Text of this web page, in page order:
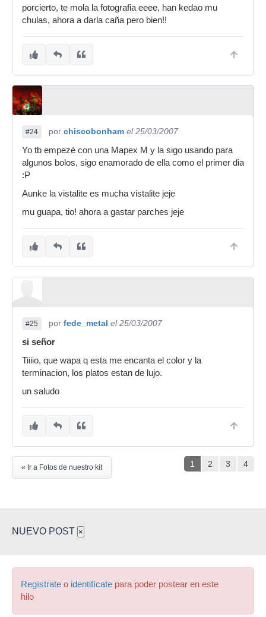
porcierto, te mola la fotografia eeee, han kedao mu
chulas, ahora a darla caña pero bien!!
#24 por chiscobonham el 25/03/2007
Yo tb empezé con una Mapex M y la sigo usando para
algunos bolos, sigo enamorado de ella como el primer dia
:P
Aunke la vistalite es mucha vistalite jeje
mu guapa, tio! ahora a gastar parches jeje
#25 por fede_metal el 25/03/2007
si señor
Tiiiio, que wapa q esta me encanta el color y la
terminacion, los platos estan de lujo.
un saludo
1 2 3 4
« Ir a Fotos de nuestro kit
NUEVO POST ×
Regístrate o identifícate para poder postear en este
hilo